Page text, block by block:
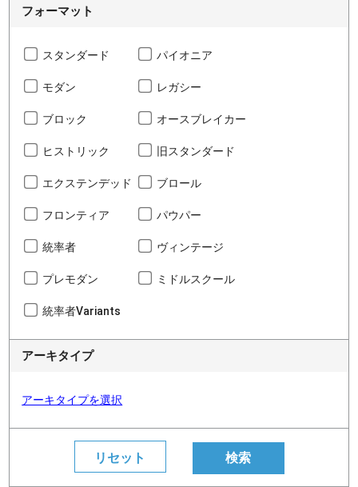
フォーマット
スタンダード パイオニア
モダン レガシー
ブロック オースブレイカー
ヒストリック 旧スタンダード
エクステンデッド ブロール
フロンティア パウパー
統率者 ヴィンテージ
プレモダン ミドルスクール
統率者Variants
アーキタイプ
アーキタイプを選択